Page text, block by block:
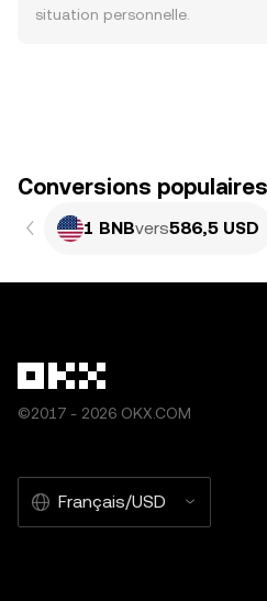
situation personnelle.
Conversions populaires
1 BNBvers586,5 USD
©2017 - 2026 OKX.COM
Français/USD